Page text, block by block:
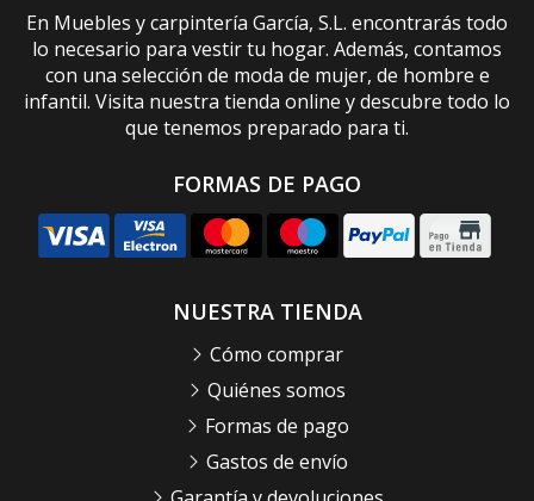
En Muebles y carpintería García, S.L. encontrarás todo
lo necesario para vestir tu hogar. Además, contamos
con una selección de moda de mujer, de hombre e
infantil. Visita nuestra tienda online y descubre todo lo
que tenemos preparado para ti.
FORMAS DE PAGO
NUESTRA TIENDA
Cómo comprar
Quiénes somos
Formas de pago
Gastos de envío